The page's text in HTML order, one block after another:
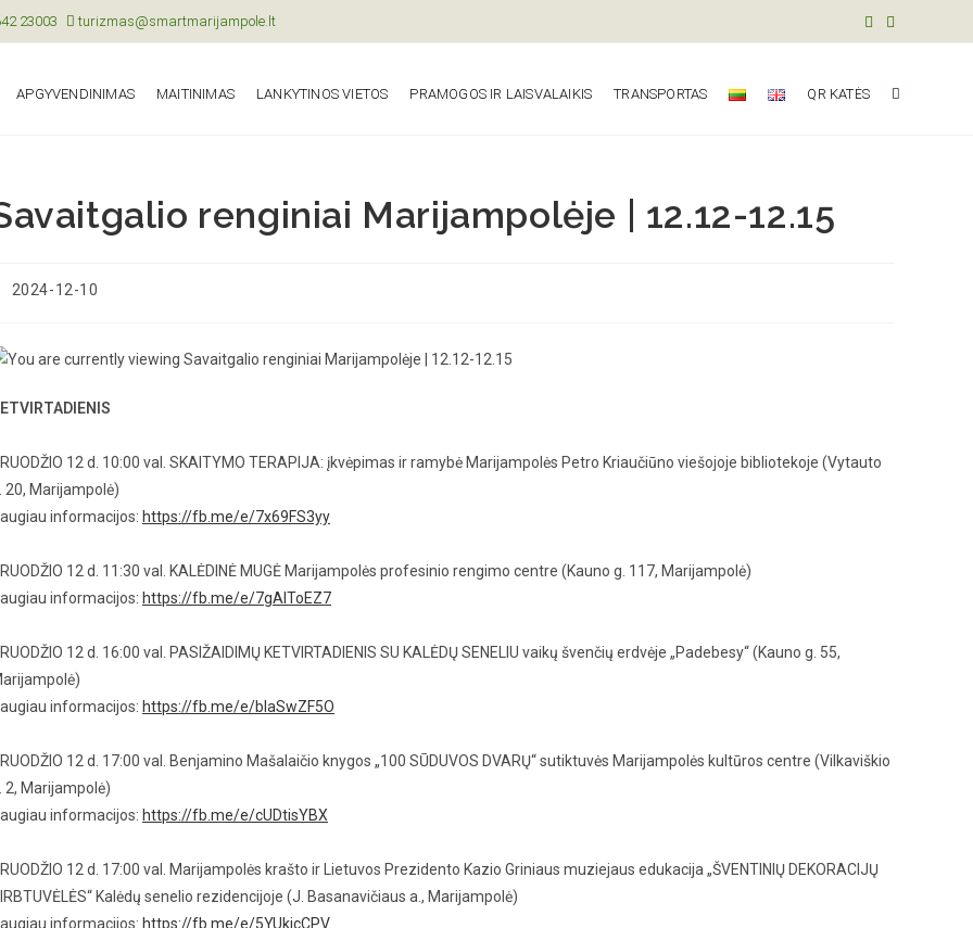
23003 turizmas@smartmarijampole.lt
APGYVENDINIMAS MAITINIMAS LANKYTINOS VIETOS PRAMOGOS IR LAISVALAIKIS TRANSPORTAS QR KATĖS
renginiai Marijampolėje | 12.12-12.15
2024-12-10
12 d. 10:00 val. SKAITYMO TERAPIJA: įkvėpimas ir ramybė Marijampolės Petro Kriaučiūno viešojoje bibliotekoje (Vytauto
20, Marijampolė)
informacijos: https://fb.me/e/7x69FS3yy
12 d. 11:30 val. KALĖDINĖ MUGĖ Marijampolės profesinio rengimo centre (Kauno g. 117, Marijampolė)
informacijos: https://fb.me/e/7gAlToEZ7
12 d. 16:00 val. PASIŽAIDIMŲ KETVIRTADIENIS SU KALĖDŲ SENELIU vaikų švenčių erdvėje „Padebesy“ (Kauno g. 55,
informacijos: https://fb.me/e/blaSwZF5O
12 d. 17:00 val. Benjamino Mašalaičio knygos „100 SŪDUVOS DVARŲ“ sutiktuvės Marijampolės kultūros centre (Vilkaviškio
2, Marijampolė)
informacijos: https://fb.me/e/cUDtisYBX
12 d. 17:00 val. Marijampolės krašto ir Lietuvos Prezidento Kazio Griniaus muziejaus edukacija „ŠVENTINIŲ DEKORACIJŲ
Kalėdų senelio rezidencijoje (J. Basanavičiaus a., Marijampolė)
informacijos: https://fb.me/e/5YUkjcCPV